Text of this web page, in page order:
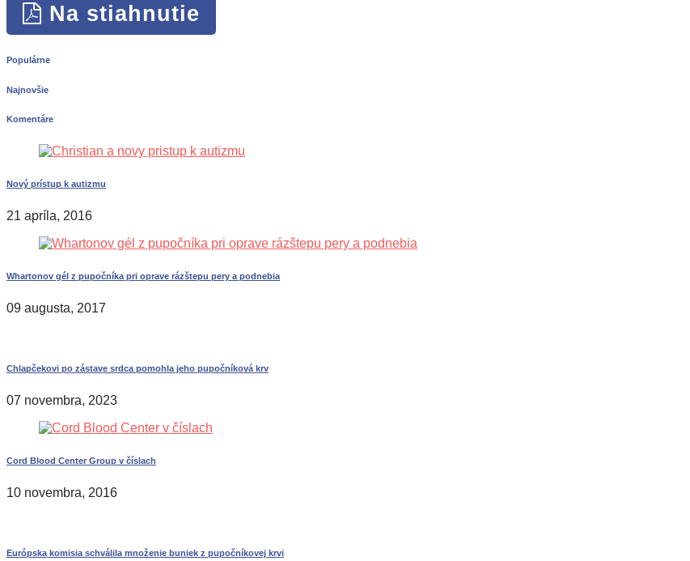
Na stiahnutie
Populárne
Najnovšie
Komentáre
Nový prístup k autizmu
21 apríla, 2016
Whartonov gél z pupočníka pri oprave rázštepu pery a podnebia
09 augusta, 2017
Chlapčekovi po zástave srdca pomohla jeho pupočníková krv
07 novembra, 2023
Cord Blood Center Group v číslach
10 novembra, 2016
Európska komisia schválila množenie buniek z pupočníkovej krvi